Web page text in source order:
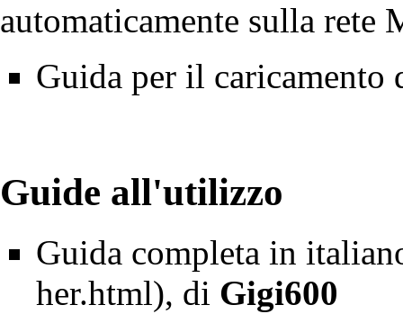
automaticamente sulla rete
Guida per il
Guide all'utilizzo
Guida completa in
, di Gigi600